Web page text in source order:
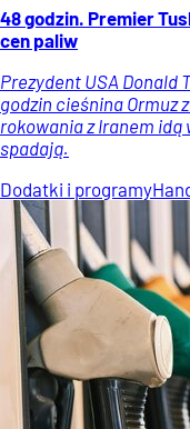
48 godzin. Premier
cen paliw
Prezydent USA Donald
godzin cieśnina Ormuz
rokowania z Iranem
spadają.
Dodatki i programy